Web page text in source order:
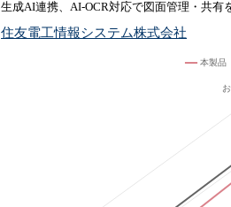
生成AI連携、AI-OCR対応で図面管理・共有
住友電工情報システム株式会社